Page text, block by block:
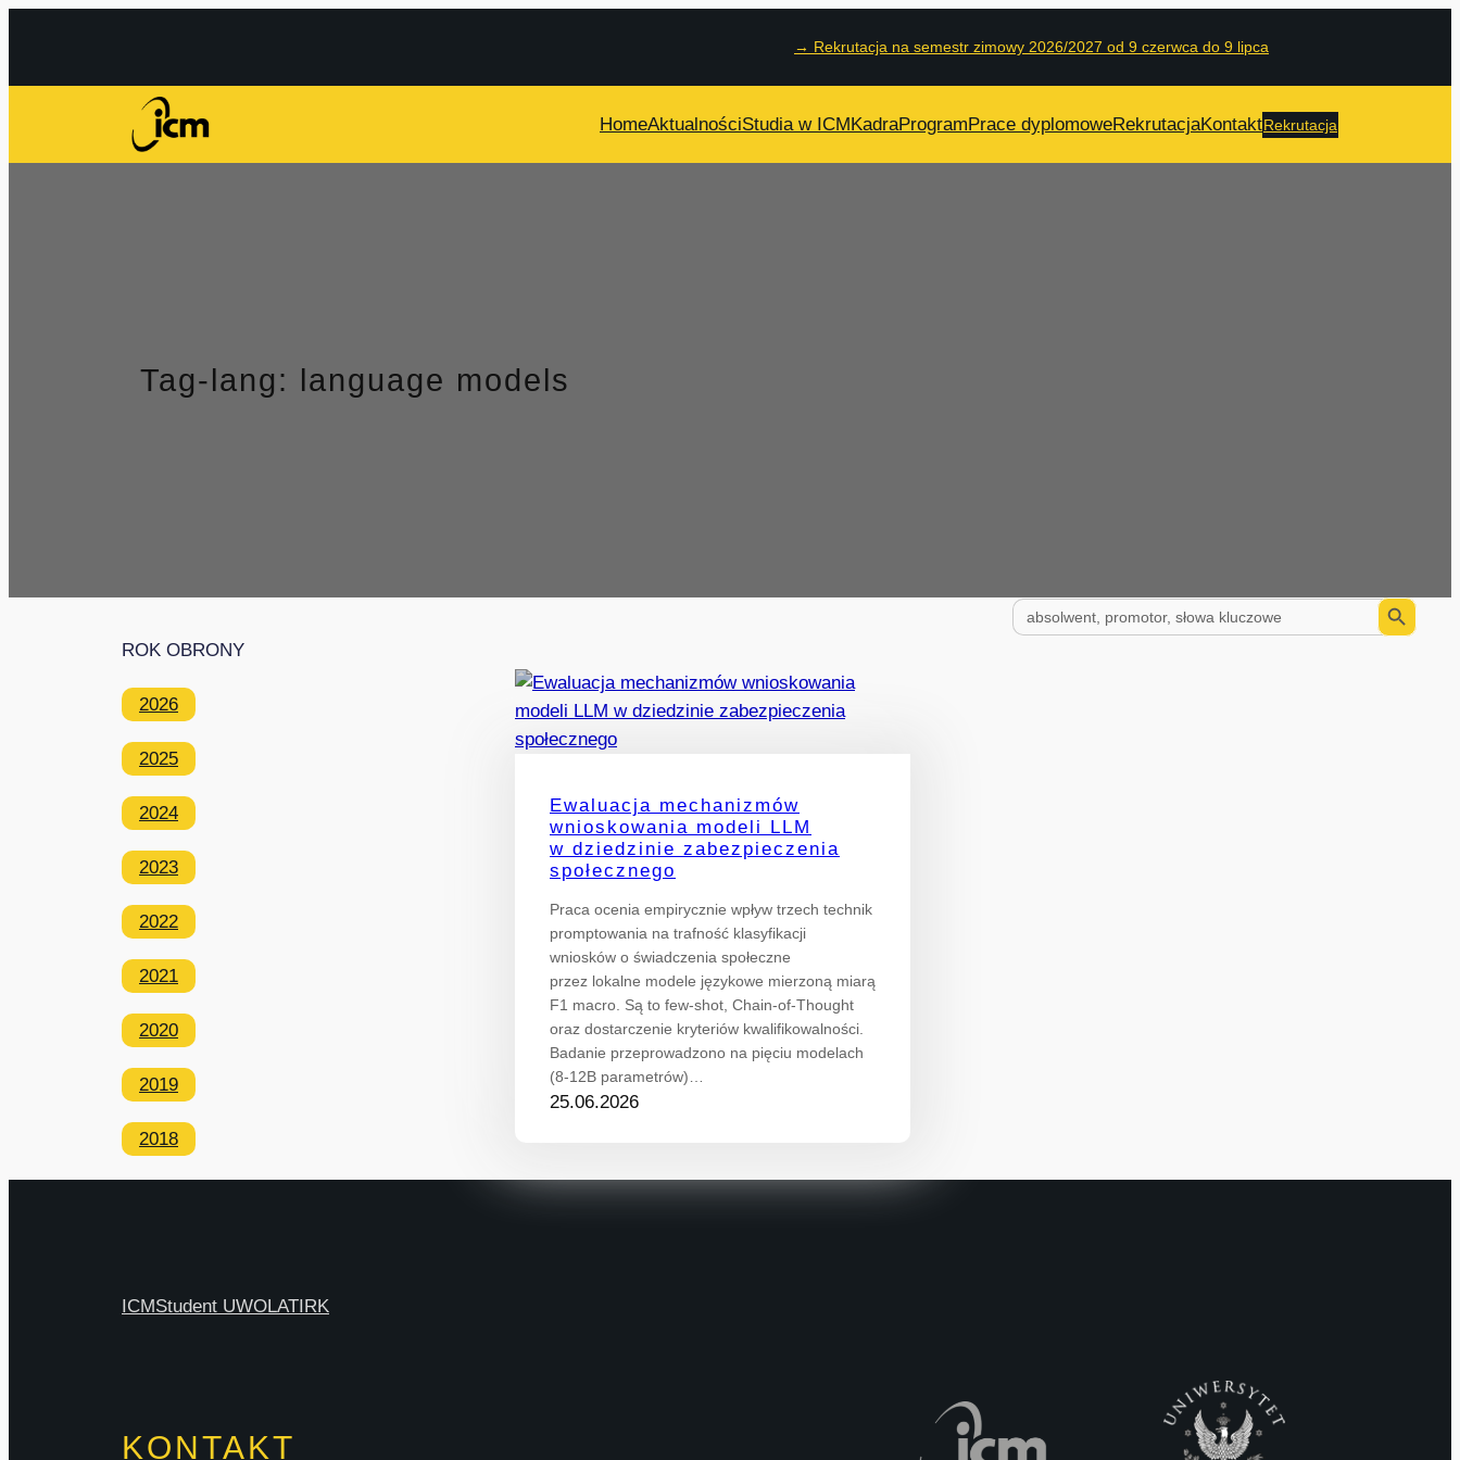
→ Rekrutacja na semestr zimowy 2026/2027 od 9 czerwca do 9 lipca
HomeAktualnościStudia w ICMKadraProgramPrace dyplomoweRekrutacjaKontaktRekrutacja
Tag-lang: language models
Search
for:
Search Button
ROK OBRONY
2026
2025
2024
2023
2022
2021
2020
2019
2018
Ewaluacja mechanizmów
wnioskowania modeli LLM
w dziedzinie zabezpieczenia
społecznego
Praca ocenia empirycznie wpływ trzech technik
promptowania na trafność klasyfikacji
wniosków o świadczenia społeczne
przez lokalne modele językowe mierzoną miarą
F1 macro. Są to few-shot, Chain-of-Thought
oraz dostarczenie kryteriów kwalifikowalności.
Badanie przeprowadzono na pięciu modelach
(8-12B parametrów)…
25.06.2026
ICMStudent UWOLAT IRK
KONTAKT